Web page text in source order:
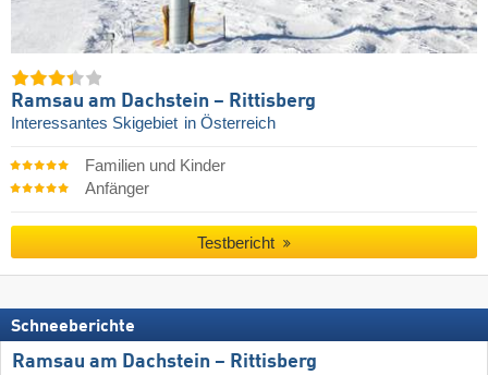
Ramsau am Dachstein – Rittisberg
Interessantes Skigebiet in Österreich
Familien und Kinder
Anfänger
Testbericht
Schneeberichte
Ramsau am Dachstein – Rittisberg